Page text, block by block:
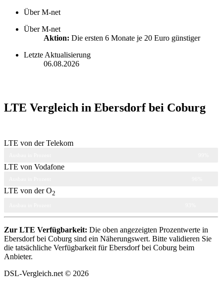
Über M-net
Über M-net
Aktion: Die ersten 6 Monate je 20 Euro günstiger
Letzte Aktualisierung
06.08.2026
LTE Vergleich in Ebersdorf bei Coburg
LTE von der Telekom
LTE von Vodafone
LTE von der O2
Zur LTE Verfügbarkeit: Die oben angezeigten Prozentwerte in
Ebersdorf bei Coburg sind ein Näherungswert. Bitte validieren Sie
die tatsächliche Verfügbarkeit für Ebersdorf bei Coburg beim
Anbieter.
DSL-Vergleich.net © 2026